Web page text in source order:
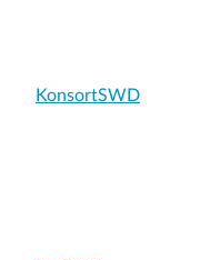
KonsortSWD